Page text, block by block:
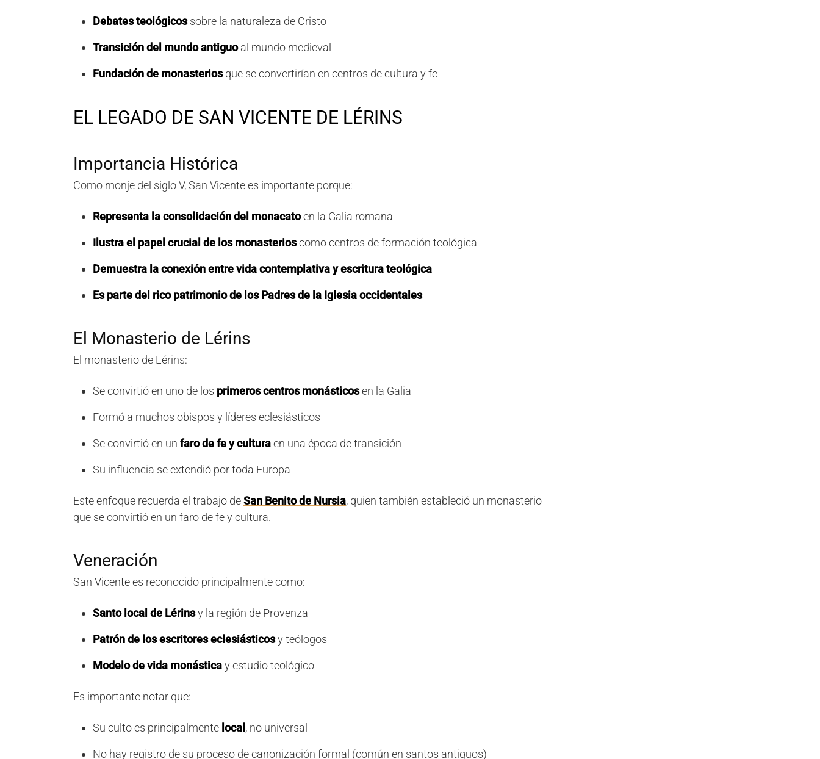
Debates teológicossobre la naturaleza de Cristo
Transición del mundo antiguoal mundo medieval
Fundación de monasteriosque se convertirían en centros de cultura y fe
EL LEGADO DE SAN VICENTE DE LÉRINS
Importancia Histórica
Como monje del siglo V, San Vicente es importante porque:
Representa la consolidación del monacatoen la Galia romana
Ilustra el papel crucial de los monasterioscomo centros de formación teológica
Demuestra la conexión entre vida contemplativa y escritura teológica
Es parte del rico patrimonio de los Padres de la Iglesia occidentales
El Monasterio de Lérins
El monasterio de Lérins:
Se convirtió en uno de los primeros centros monásticosen la Galia
Formó a muchos obispos y líderes eclesiásticos
Se convirtió en un faro de fe y culturaen una época de transición
Su influencia se extendió por toda Europa
Este enfoque recuerda el trabajo deSan Benito de Nursia, quien también estableció un monasterio
que se convirtió en un faro de fe y cultura.
Veneración
San Vicente es reconocido principalmente como:
Santo local de Lérinsy la región de Provenza
Patrón de los escritores eclesiásticosy teólogos
Modelo de vida monásticay estudio teológico
Es importante notar que:
Su culto es principalmente local, no universal
No hay registro de su proceso de canonización formal (común en santos antiguos)